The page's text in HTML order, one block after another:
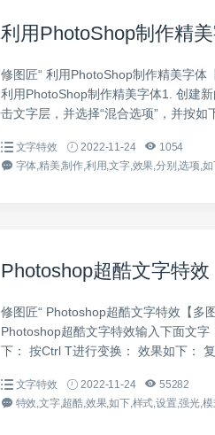
利用PhotoShop制作精美
修图匠“ 利用PhotoShop制作精美字体
利用PhotoShop制作精美字体1. 创建
击文字层，并选择“混合选项”，并按如
文字特效 2022-11-24
1054
字体,精美,制作,利用,文字,效果,分别,选项,
Photoshop超酷文字特效
修图匠“ Photoshop超酷文字特效【多
Photoshop超酷文字特效输入下面文
下： 按Ctrl T进行变换： 效果如下：
文字特效 2022-11-24
55282
特效,文字,超酷,效果,如下,样式,设置,强光,